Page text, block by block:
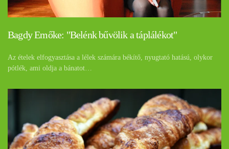
Bagdy Emőke: "Belénk bűvölik a táplálékot"
Az ételek elfogyasztása a lélek számára békítő, nyugtató hatású, olykor
pótlék, ami oldja a bánatot…